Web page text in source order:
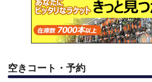
空きコート・予約